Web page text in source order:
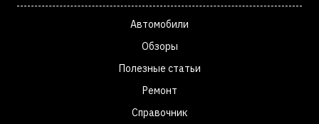
Автомобили
Обзоры
Полезные статьи
Ремонт
Справочник